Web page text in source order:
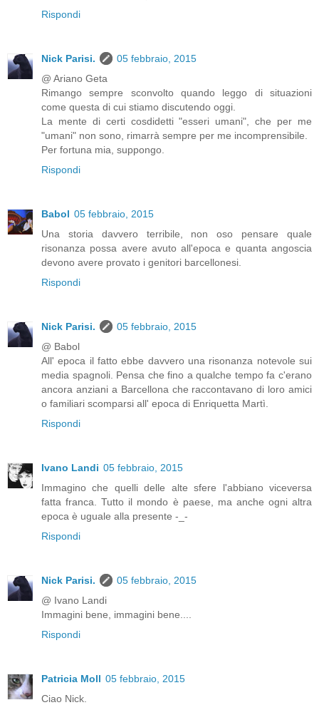
Rispondi
Nick Parisi.
05 febbraio, 2015
@ Ariano Geta
Rimango sempre sconvolto quando leggo di situazioni
come questa di cui stiamo discutendo oggi.
La mente di certi cosdidetti "esseri umani", che per me
"umani" non sono, rimarrà sempre per me incomprensibile.
Per fortuna mia, suppongo.
Rispondi
Babol 05 febbraio, 2015
Una storia davvero terribile, non oso pensare quale
risonanza possa avere avuto all'epoca e quanta angoscia
devono avere provato i genitori barcellonesi.
Rispondi
Nick Parisi.
05 febbraio, 2015
@ Babol
All' epoca il fatto ebbe davvero una risonanza notevole sui
media spagnoli. Pensa che fino a qualche tempo fa c'erano
ancora anziani a Barcellona che raccontavano di loro amici
o familiari scomparsi all' epoca di Enriquetta Martì.
Rispondi
Ivano Landi 05 febbraio, 2015
Immagino che quelli delle alte sfere l'abbiano viceversa
fatta franca. Tutto il mondo è paese, ma anche ogni altra
epoca è uguale alla presente -_-
Rispondi
Nick Parisi.
05 febbraio, 2015
@ Ivano Landi
Immagini bene, immagini bene....
Rispondi
Patricia Moll 05 febbraio, 2015
Ciao Nick.